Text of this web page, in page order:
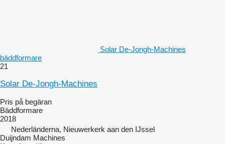
Solar De-Jongh-Machines
bäddformare
21
Solar De-Jongh-Machines
Pris på begäran
Bäddformare
2018
Nederländerna, Nieuwerkerk aan den IJssel
Duijndam Machines